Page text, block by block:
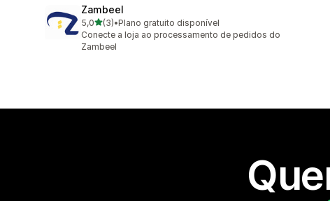
Zambeel
5,0de 5 estrelas
(3)
3 avaliações ao todo
•Plano gratuito disponível
Conecte a loja ao processamento de pedidos do
Zambeel